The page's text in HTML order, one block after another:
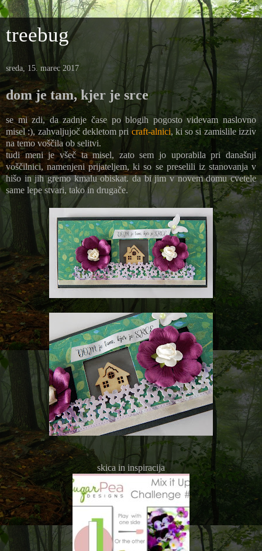
treebug
sreda, 15. marec 2017
dom je tam, kjer je srce
se mi zdi, da zadnje čase po blogih pogosto videvam naslovno
misel :), zahvaljujoč dekletom pri craft-alnici, ki so si zamislile izziv
na temo voščila ob selitvi.
tudi meni je všeč ta misel, zato sem jo uporabila pri današnji
voščilnici, namenjeni prijateljem, ki so se preselili iz stanovanja v
hišo in jih gremo kmalu obiskat. da bi jim v novem domu cvetele
same lepe stvari, tako in drugače.
skica in inspiracija